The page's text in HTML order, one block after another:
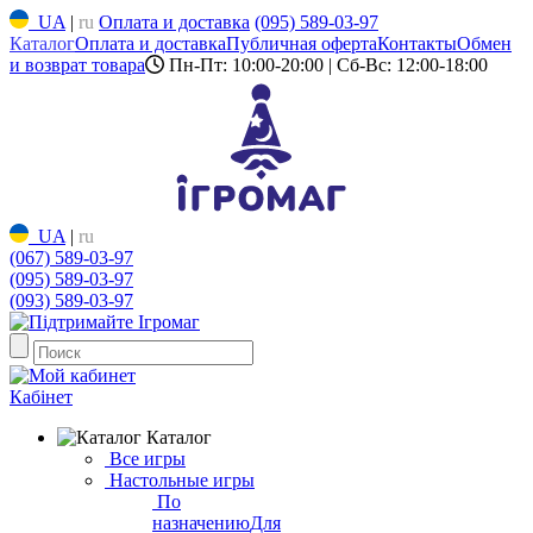
UA | ru Оплата и доставка (095) 589-03-97
КаталогОплата и доставкаПубличная офертаКонтактыОбмен
и возврат товара
Пн-Пт: 10:00-20:00 | Сб-Вс: 12:00-18:00
UA | ru
(067) 589-03-97
(095) 589-03-97
(093) 589-03-97
Кабінет
Каталог
Все игры
Настольные игры
По
назначениюДля